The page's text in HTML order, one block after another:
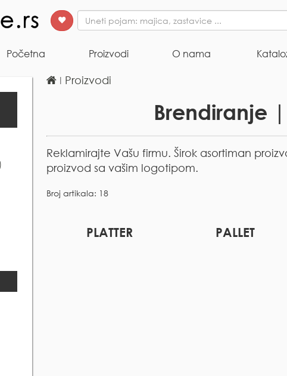
Početna Proizvodi O nama
ǀ Proizvodi
Brendiranje
Reklamirajte Vašu firmu. Širok asortiman
proizvod sa vašim logotipom.
Broj artikala: 18
PLATTER PALLET